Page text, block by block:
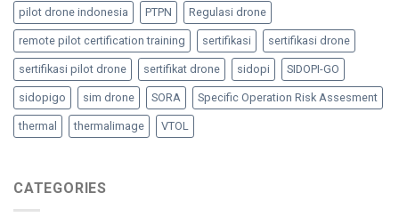
pilot drone indonesia PTPN Regulasi drone
remote pilot certification training sertifikasi sertifikasi drone
sertifikasi pilot drone sertifikat drone sidopi SIDOPI-GO
sidopigo sim drone SORA Specific Operation Risk Assesment
thermal thermalimage VTOL
CATEGORIES